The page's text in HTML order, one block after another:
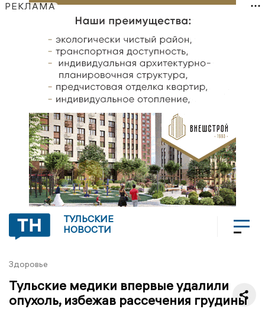
РЕКЛАМА
ТУЛЬСКИЕ
НОВОСТИ
Здоровье
Тульские медики впервые удалили
опухоль, избежав рассечения грудины